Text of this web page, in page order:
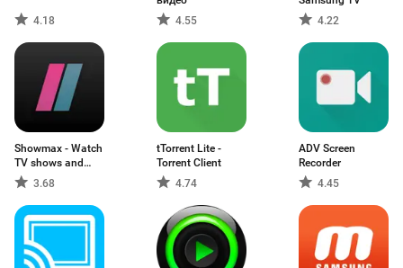
4.18
4.55
4.22
Showmax - Watch
TV shows and
movies
3.68
tTorrent Lite -
Torrent Client
4.74
ADV Screen
Recorder
4.45